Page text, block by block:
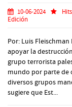
10-06-2024
Edición
Por: Luis
apoyar la
grupo terrorista
mundo por parte de
diversos grupos
sugiere que Est...